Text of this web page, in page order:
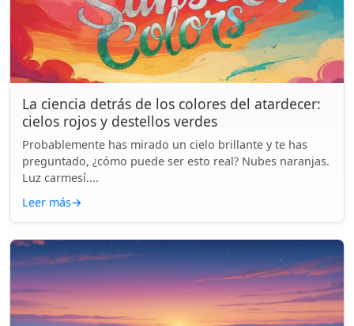
La ciencia detrás de los colores del atardecer:
cielos rojos y destellos verdes
Probablemente has mirado un cielo brillante y te has
preguntado, ¿cómo puede ser esto real? Nubes naranjas.
Luz carmesí....
Leer más→